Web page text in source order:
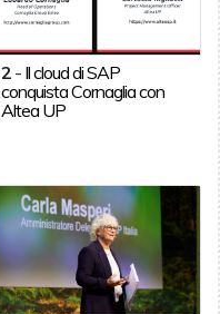
2 - Il cloud di SAP
conquista Cornaglia con
Altea UP